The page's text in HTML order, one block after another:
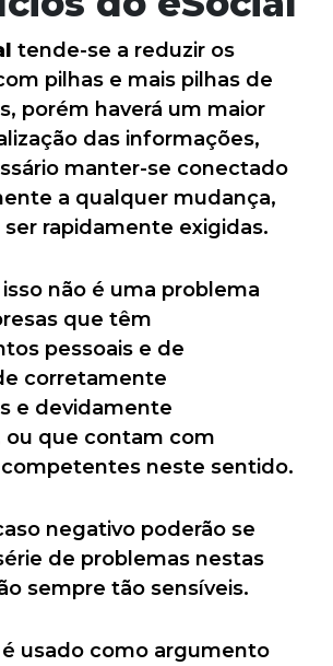
tende-se a reduzir os
pilhas e mais pilhas de
porém haverá um maior
das informações,
manter-se conectado
a qualquer mudança,
rapidamente exigidas.
não é uma problema
que têm
pessoais e de
corretamente
e devidamente
ou que contam com
competentes neste sentido.
negativo poderão se
de problemas nestas
sempre tão sensíveis.
usado como argumento